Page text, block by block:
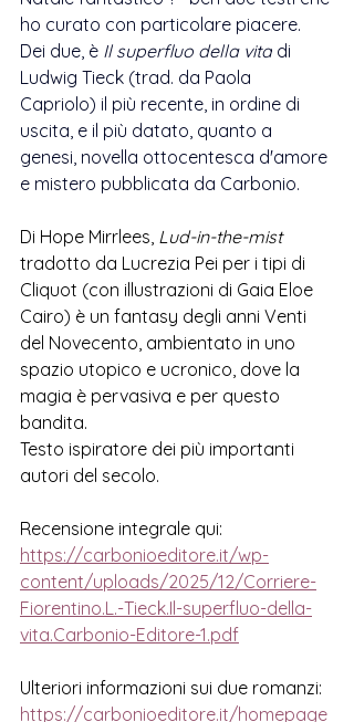
ho curato con particolare piacere.
Dei due, è Il superfluo della vita di
Ludwig Tieck (trad. da Paola
Capriolo) il più recente, in ordine di
uscita, e il più datato, quanto a
genesi, novella ottocentesca d'amore
e mistero pubblicata da Carbonio.
Di Hope Mirrlees, Lud-in-the-mist
tradotto da Lucrezia Pei per i tipi di
Cliquot (con illustrazioni di Gaia Eloe
Cairo) è un fantasy degli anni Venti
del Novecento, ambientato in uno
spazio utopico e ucronico, dove la
magia è pervasiva e per questo
bandita.
Testo ispiratore dei più importanti
autori del secolo.
Recensione integrale qui:
https://carbonioeditore.it/wp-
content/uploads/2025/12/Corriere-
Fiorentino.L.-Tieck.Il-superfluo-della-
vita.Carbonio-Editore-1.pdf
Ulteriori informazioni sui due romanzi:
https://carbonioeditore.it/homepage